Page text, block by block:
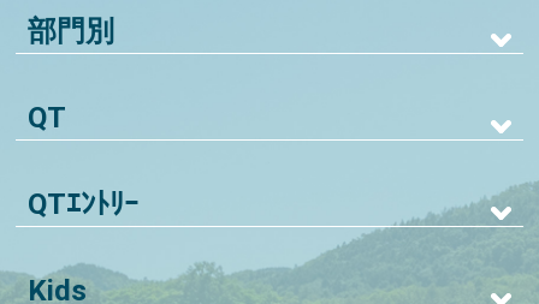
部門別
QT
QTｴﾝﾄﾘｰ
Kids